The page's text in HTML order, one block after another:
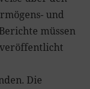
und
müssen
Die